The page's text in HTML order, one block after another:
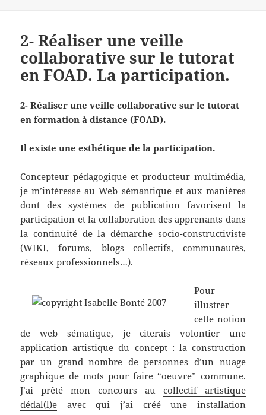
2- Réaliser une veille
collaborative sur le tutorat
en FOAD. La participation.
2- Réaliser une veille collaborative sur le tutorat
en formation à distance (FOAD).
Il existe une esthétique de la participation.
Concepteur pédagogique et producteur multimédia,
je m’intéresse au Web sémantique et aux manières
dont des systèmes de publication favorisent la
participation et la collaboration des apprenants dans
la continuité de la démarche socio-constructiviste
(WIKI, forums, blogs collectifs, communautés,
réseaux professionnels…).
Pour
illustrer
cette notion
de web sématique, je citerais volontier une
application artistique du concept : la construction
par un grand nombre de personnes d’un nuage
graphique de mots pour faire “oeuvre” commune.
J’ai prêté mon concours au collectif artistique
dédal(l)e avec qui j’ai créé une installation